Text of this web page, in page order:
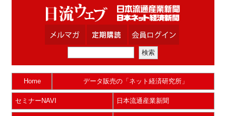
Home データ販売の「ネット経済研究所」
セミナーNAVI 日本流通産業新聞